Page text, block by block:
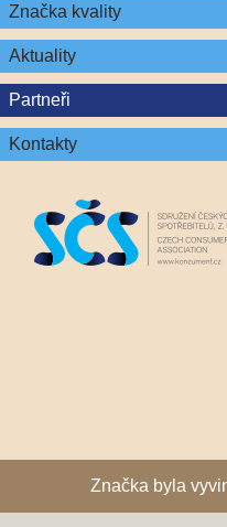
Značka kvality
Aktuality
Partneři
Kontakty
Značka byla